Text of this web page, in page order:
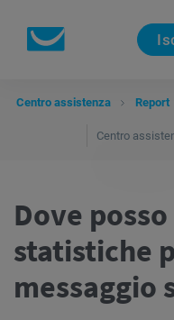
Centro assistenza Report
Dove
statistiche
messaggio